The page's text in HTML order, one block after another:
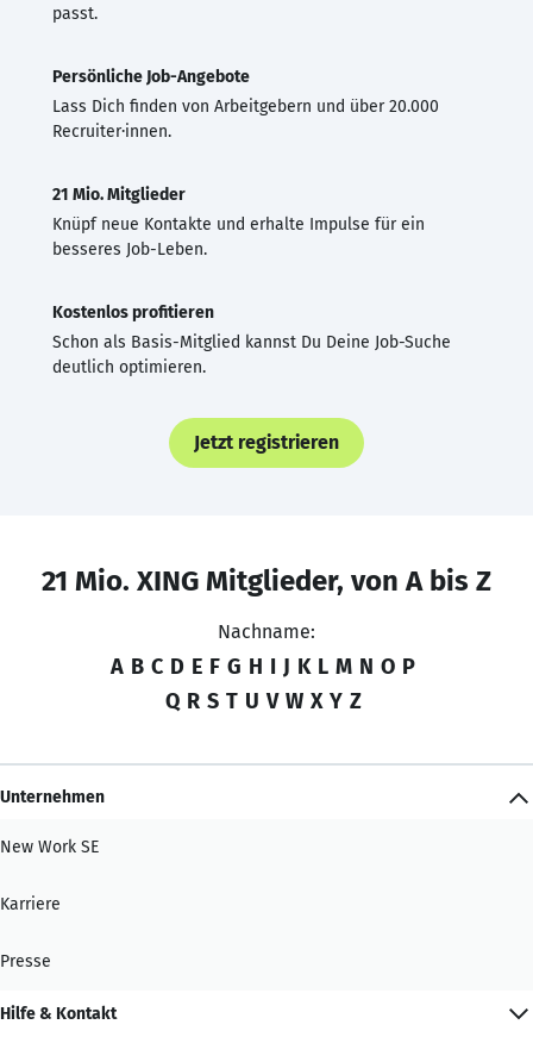
passt.
Persönliche Job-Angebote
Lass Dich finden von Arbeitgebern und über 20.000
Recruiter·innen.
21 Mio. Mitglieder
Knüpf neue Kontakte und erhalte Impulse für ein
besseres Job-Leben.
Kostenlos profitieren
Schon als Basis-Mitglied kannst Du Deine Job-Suche
deutlich optimieren.
Jetzt registrieren
21 Mio. XING Mitglieder, von A bis Z
Nachname:
A B C D E F G H I J K L M N O P
Q R S T U V W X Y Z
Unternehmen
New Work SE
Karriere
Presse
Hilfe & Kontakt